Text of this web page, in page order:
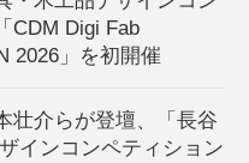
CDM Digi Fab
2026」を初開催
壮介らが登壇、「長谷
インコンペティション